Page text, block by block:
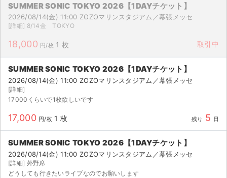
SUMMER SONIC TOKYO 2026【1DAYチケット】
2026/08/14(金) 11:00 ZOZOマリンスタジアム／幕張メッセ
[詳細] 8/14金 TOKYO
18,000 円/枚 1 枚 取引中
SUMMER SONIC TOKYO 2026【1DAYチケット】
2026/08/14(金) 11:00 ZOZOマリンスタジアム／幕張メッセ
[詳細]
17000くらいで1枚欲しいです
17,000 円/枚 1 枚 残り 5 日
SUMMER SONIC TOKYO 2026【1DAYチケット】
2026/08/14(金) 11:00 ZOZOマリンスタジアム／幕張メッセ
[詳細] 外野席
どうしても行きたいライブなのでお願いします